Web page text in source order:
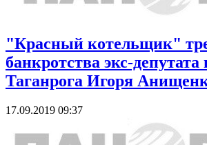
"Красный котельщик"
банкротства экс-
Таганрога Игоря
17.09.2019 09:37